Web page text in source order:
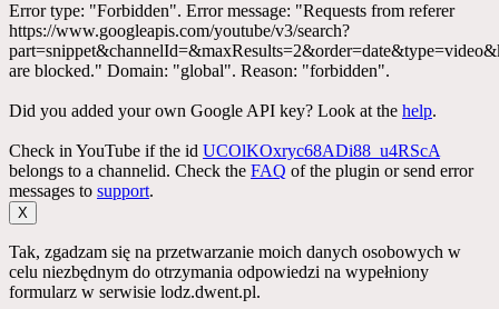
Error type: "Forbidden". Error message: "Requests from referer
https://www.googleapis.com/youtube/v3/search?
are blocked." Domain: "global". Reason: "forbidden".
Did you added your own Google API key? Look at the help.
Check in YouTube if the id UCOlKOxryc68ADi88_u4RScA
belongs to a channelid. Check the FAQ of the plugin or send error
messages to support.
X
Tak, zgadzam się na przetwarzanie moich danych osobowych w
celu niezbędnym do otrzymania odpowiedzi na wypełniony
formularz w serwisie lodz.dwent.pl.